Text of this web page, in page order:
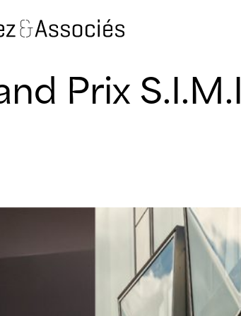
Prix S.I.M.I